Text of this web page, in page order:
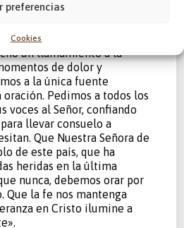
preferencias
Cookies
a la Iglesia Necesitada,
un llamamiento a la
de dolor y
a la única fuente
oración. Pedimos a todos los
voces al Señor, confiando
llevar consuelo a
Que Nuestra Señora de
de este país, que ha
heridas en la última
nunca, debemos orar por
Que la fe nos mantenga
en Cristo ilumine a